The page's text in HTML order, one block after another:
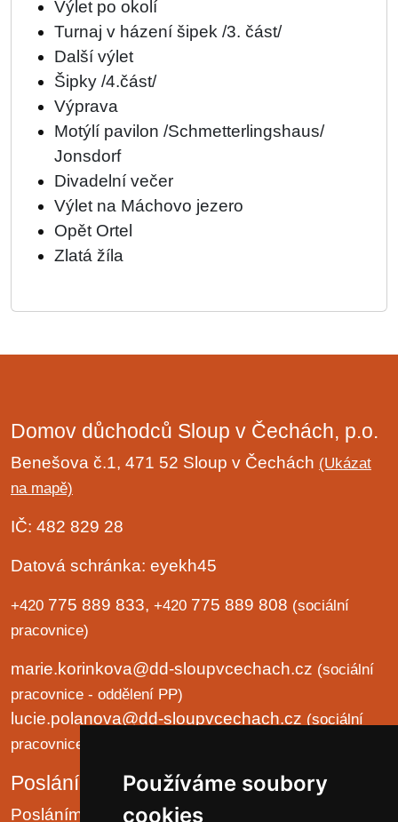
Používáme soubory
cookies
Výlet po okolí
Turnaj v házení šipek /3. část/
Další výlet
Šipky /4.část/
Výprava
Motýlí pavilon /Schmetterlingshaus/
Jonsdorf
Divadelní večer
Výlet na Máchovo jezero
Opět Ortel
Zlatá žíla
Domov důchodců Sloup v Čechách, p.o.
Benešova č.1, 471 52 Sloup v Čechách (Ukázat
na mapě)
IČ: 482 829 28
Datová schránka: eyekh45
+420 775 889 833, +420 775 889 808 (sociální
pracovnice)
marie.korinkova@dd-sloupvcechach.cz (sociální
pracovnice - oddělení PP)
lucie.polanova@dd-sloupvcechach.cz (sociální
pracovnice - oddělení B a LP)
Poslání organizace
Posláním domova je chránit lidská práva a